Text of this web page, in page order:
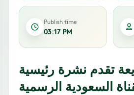
Publish time
03:17 PM
تقدم نشرة رئيسية
السعودية الرسمية